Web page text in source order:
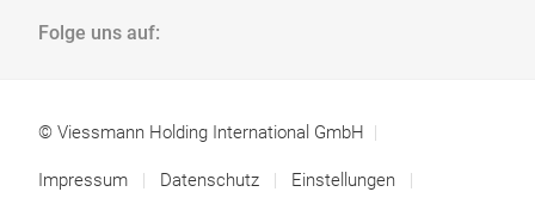
Folge uns auf:
© Viessmann Holding International GmbH
Impressum Datenschutz Einstellungen